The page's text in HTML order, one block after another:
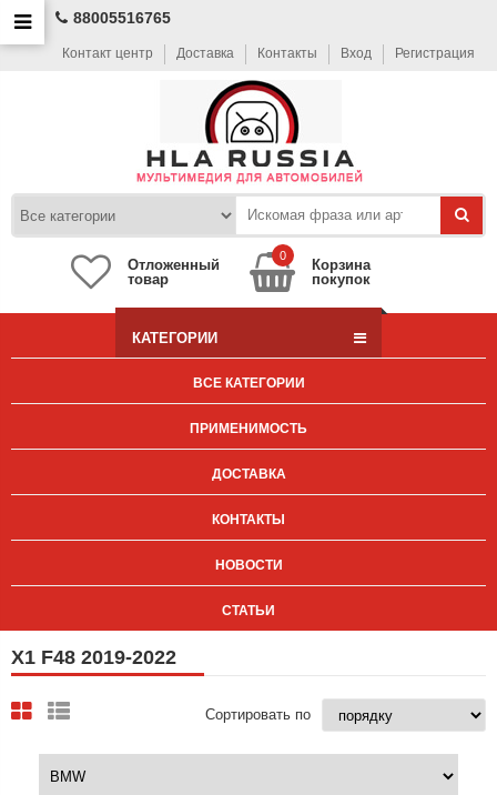
88005516765
Контакт центр Доставка Контакты Вход Регистрация
Отложенный
товар
0
Корзина
покупок
КАТЕГОРИИ
ВСЕ КАТЕГОРИИ
ПРИМЕНИМОСТЬ
ДОСТАВКА
КОНТАКТЫ
НОВОСТИ
СТАТЬИ
X1 F48 2019-2022
Сортировать по